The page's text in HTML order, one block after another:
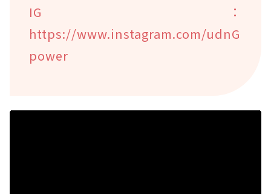
IG：
https://www.instagram.com/udnG
power